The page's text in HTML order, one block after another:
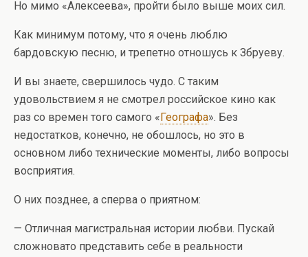
Но мимо «Алексеева», пройти было выше моих сил.
Как минимум потому, что я очень люблю
бардовскую песню, и трепетно отношусь к Збруеву.
И вы знаете, свершилось чудо. С таким
удовольствием я не смотрел российское кино как
раз со времен того самого « Географа». Без
недостатков, конечно, не обошлось, но это в
основном либо технические моменты, либо вопросы
восприятия.
О них позднее, а сперва о приятном:
— Отличная магистральная истории любви. Пускай
сложновато представить себе в реальности